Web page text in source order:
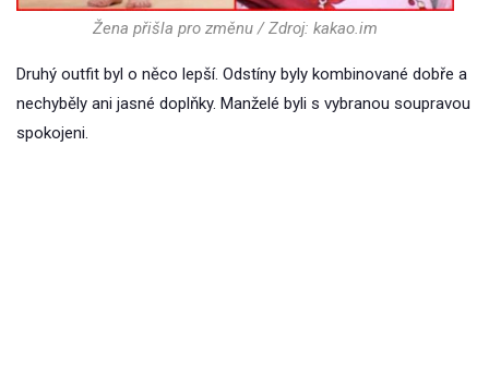
Žena přišla pro změnu / Zdroj: kakao.im
Druhý outfit byl o něco lepší. Odstíny byly kombinované dobře a
nechyběly ani jasné doplňky. Manželé byli s vybranou soupravou
spokojeni.